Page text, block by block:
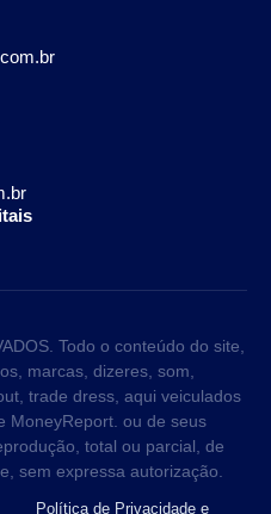
Todo o conteúdo do site,
marcas, dizeres, som,
trade dress, aqui veiculados
MoneyReport. ou de seus
total ou parcial, de
sem expressa autorização.
Política de Privacidade e